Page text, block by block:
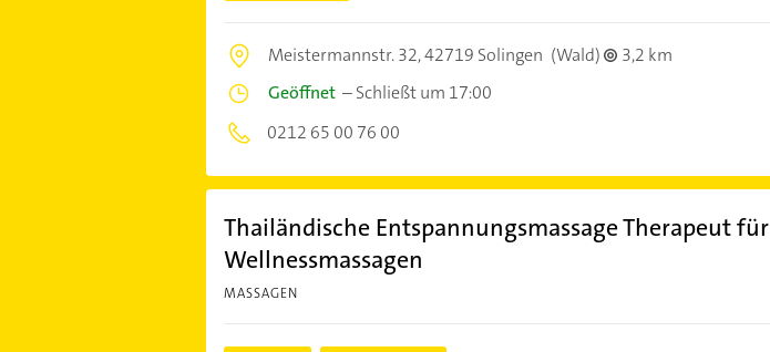
Meistermannstr. 32,42719 Solingen (Wald)
3,2 km
Geöffnet–Schließt um 17:00
0212 65 00 76 00
Thailändische Entspannungsmassage Therapeut für
Wellnessmassagen
MASSAGEN